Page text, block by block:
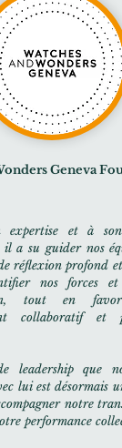
Geneva
expertise et à son
il a su guider nos
réflexion profond
nos forces et
tout en
collaboratif et
leadership que
lui est désormais
notre
performance